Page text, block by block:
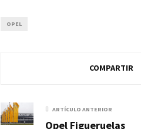
OPEL
COMPARTIR
ARTÍCULO ANTERIOR
Opel Figueruelas